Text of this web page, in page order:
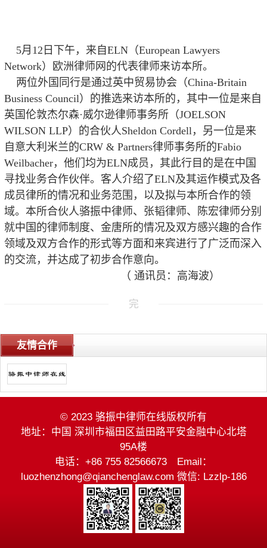
5月12日下午，来自ELN（European Lawyers
Network）欧洲律师网的代表律师来访本所。
两位外国同行是通过英中贸易协会（China-Britain
Business Council）的推选来访本所的，其中一位是来自
英国伦敦杰尔森·威尔逊律师事务所（JOELSON
WILSON LLP）的合伙人Sheldon Cordell，另一位是来
自意大利米兰的CRW & Partners律师事务所的Fabio
Weilbacher，他们均为ELN成员，其此行目的是在中国
寻找业务合作伙伴。客人介绍了ELN及其运作模式及各
成员律所的情况和业务范围，以及拟与本所合作的领
域。本所合伙人骆振中律师、张韬律师、陈宏律师分别
就中国的律师制度、金唐所的情况及双方感兴趣的合作
领域及双方合作的形式等方面和来宾进行了广泛而深入
的交流，并达成了初步合作意向。
（ 通讯员：高海波）
完
友情合作
© 2023 骆振中律师在线版权所有
地址：中国 深圳市福田区益田路平安金融中心北塔
95A楼
电话：+86 755 82566673 Email：
luozhenzhong@qianchenglaw.com 微信: Lzzlp-186